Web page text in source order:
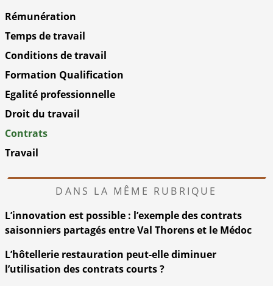
Rémunération
Temps de travail
Conditions de travail
Formation Qualification
Egalité professionnelle
Droit du travail
Contrats
Travail
DANS LA MÊME RUBRIQUE
L’innovation est possible : l’exemple des contrats
saisonniers partagés entre Val Thorens et le Médoc
L’hôtellerie restauration peut-elle diminuer
l’utilisation des contrats courts ?